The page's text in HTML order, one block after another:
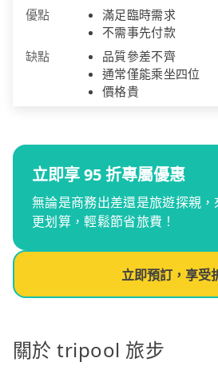
優點
滿足臨時需求
不需事先付款
缺點
品質參差不齊
通常僅能乘坐四位
價格貴
立即享 95 折專屬優惠
無論是商務出差還是旅遊探親
更划算，輕鬆節省旅費！
立即預訂，享受
關於 tripool 旅步